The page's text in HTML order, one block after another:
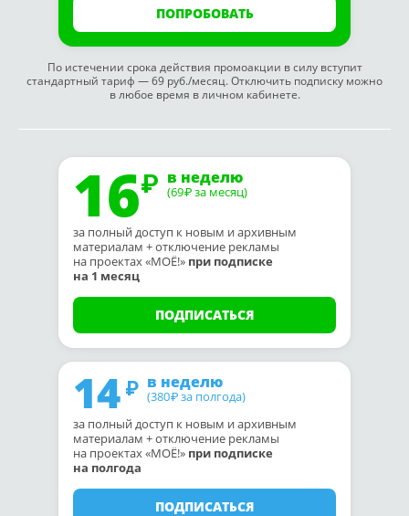
ПОПРОБОВАТЬ
По истечении срока действия промоакции в силу вступит
стандартный тариф — 69 руб./месяц. Отключить подписку можно
в любое время в личном кабинете.
16 в неделю
(69₽ за месяц)
за полный доступ к новым и архивным
материалам + отключение рекламы
на проектах «МОЁ!» при подписке
на 1 месяц
ПОДПИСАТЬСЯ
14 в неделю
(380₽ за полгода)
за полный доступ к новым и архивным
материалам + отключение рекламы
на проектах «МОЁ!» при подписке
на полгода
ПОДПИСАТЬСЯ